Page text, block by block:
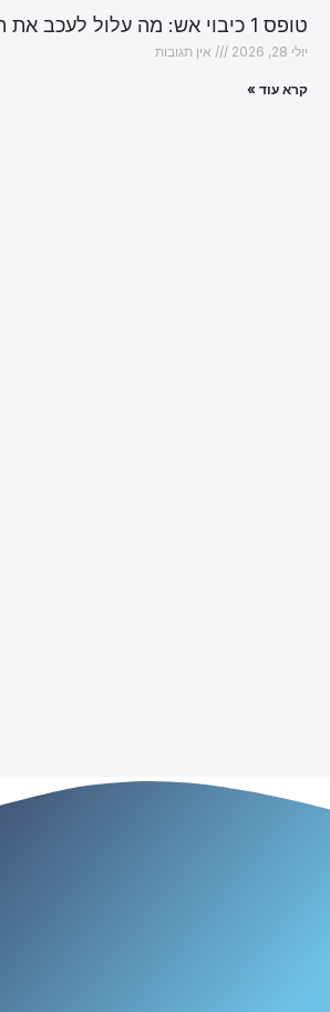
טופס 1 כיבוי אש: מה עלול לעכב את האישור?
יולי 28, 2026 אין תגובות
קרא עוד »